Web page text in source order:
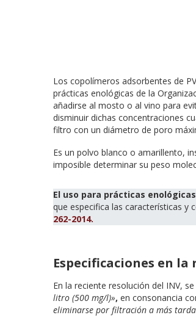
Los copolímeros adsorbentes de
prácticas enológicas de la
añadirse al mosto o al vino para
disminuir dichas concentraciones
filtro con un diámetro de poro
Es un polvo blanco o amarillento,
imposible determinar su peso
El uso para prácticas
que especifica las características y
262-2014.
Especificaciones en
En la reciente resolución del INV,
litro (500 mg/l)», en consonancia
eliminarse por filtración a más